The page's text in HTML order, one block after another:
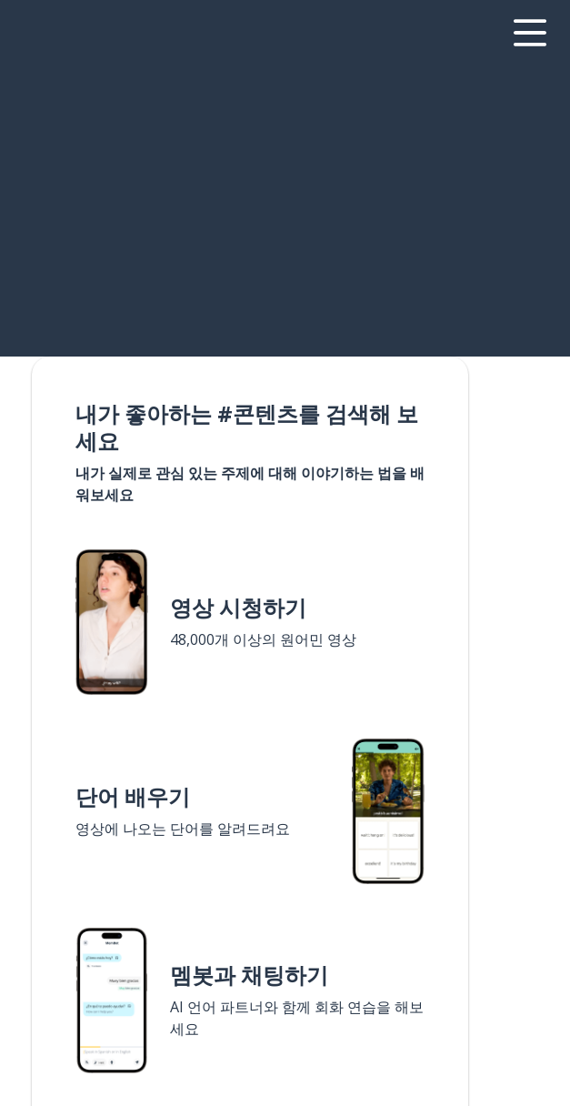
내가 좋아하는 #콘텐츠를 검색해 보
세요
내가 실제로 관심 있는 주제에 대해 이야기하는 법을 배
워보세요
영상 시청하기
48,000개 이상의 원어민 영상
단어 배우기
영상에 나오는 단어를 알려드려요
멤봇과 채팅하기
AI 언어 파트너와 함께 회화 연습을 해보
세요